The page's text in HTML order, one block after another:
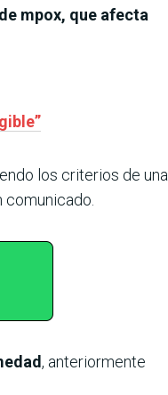
mpox, que afecta
los criterios de una
comunicado.
, anteriormente